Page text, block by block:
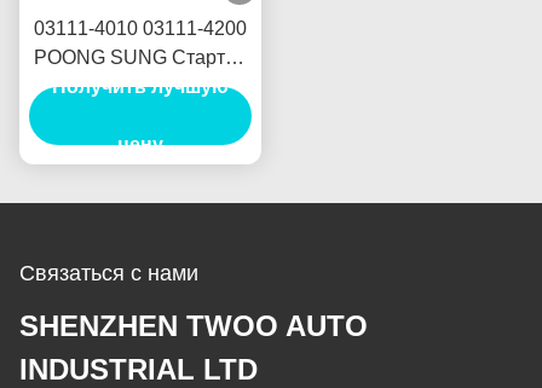
03111-4010 03111-4200
POONG SUNG Стартер
12 В 2,2 кВт 11T
ARRANQUE
Получить лучшую
цену
Связаться с нами
SHENZHEN TWOO AUTO
INDUSTRIAL LTD